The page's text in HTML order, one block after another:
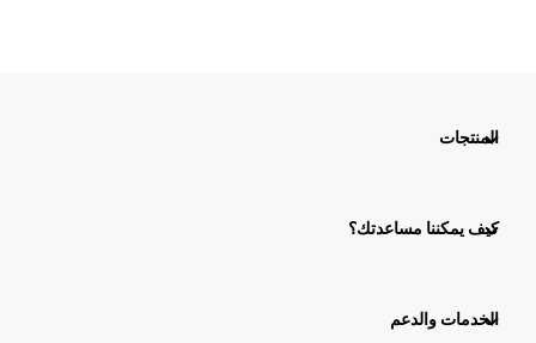
المنتجات
كيف يمكننا مساعدتك؟
الخدمات والدعم